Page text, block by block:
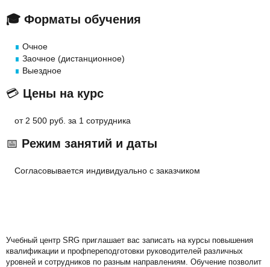
🎓 Форматы обучения
∎ Очное
∎ Заочное (дистанционное)
∎ Выездное
💳 Цены на курс
⁣⁣⁣⁣⁣⁣⁣ от 2 500 руб. за 1 сотрудника
📅 Режим занятий и даты
⁣⁣⁣⁣⁣⁣⁣ Согласовывается индивидуально с заказчиком
Учебный центр SRG приглашает вас записать на курсы повышения
квалификации и профпереподготовки руководителей различных
уровней и сотрудников по разным направлениям. Обучение позволит